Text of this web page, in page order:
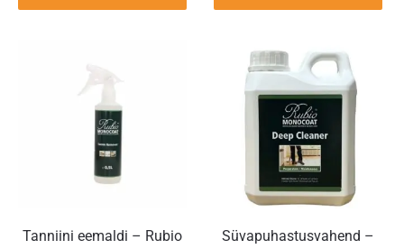
Tanniini eemaldi – Rubio
Süvapuhastusvahend –